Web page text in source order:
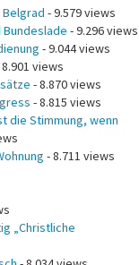
- 9.579 views
- 9.296 views
- 9.044 views
views
- 8.870 views
- 8.815 views
die Stimmung, wenn
- 8.711 views
„Christliche